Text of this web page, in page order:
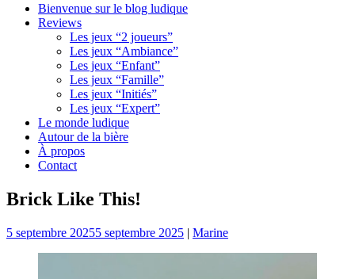
Bienvenue sur le blog ludique
Reviews
Les jeux “2 joueurs”
Les jeux “Ambiance”
Les jeux “Enfant”
Les jeux “Famille”
Les jeux “Initiés”
Les jeux “Expert”
Le monde ludique
Autour de la bière
À propos
Contact
Brick Like This!
5 septembre 20255 septembre 2025 | Marine